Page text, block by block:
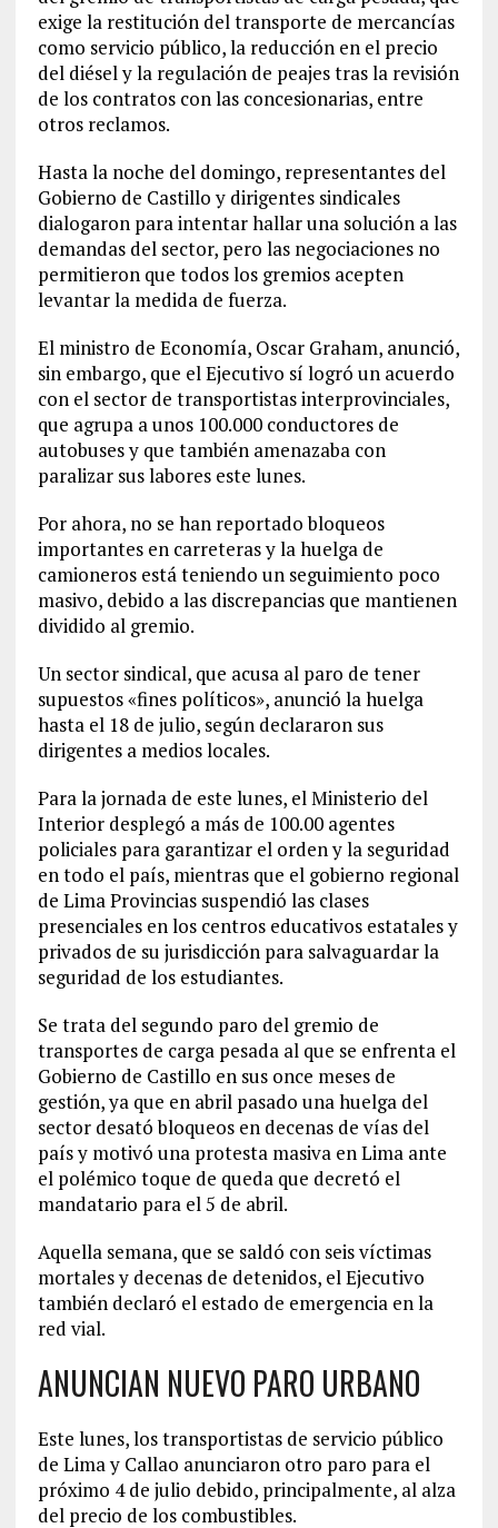
exige la restitución del transporte de mercancías
como servicio público, la reducción en el precio
del diésel y la regulación de peajes tras la revisión
de los contratos con las concesionarias, entre
otros reclamos.
Hasta la noche del domingo, representantes del
Gobierno de Castillo y dirigentes sindicales
dialogaron para intentar hallar una solución a las
demandas del sector, pero las negociaciones no
permitieron que todos los gremios acepten
levantar la medida de fuerza.
El ministro de Economía, Oscar Graham, anunció,
sin embargo, que el Ejecutivo sí logró un acuerdo
con el sector de transportistas interprovinciales,
que agrupa a unos 100.000 conductores de
autobuses y que también amenazaba con
paralizar sus labores este lunes.
Por ahora, no se han reportado bloqueos
importantes en carreteras y la huelga de
camioneros está teniendo un seguimiento poco
masivo, debido a las discrepancias que mantienen
dividido al gremio.
Un sector sindical, que acusa al paro de tener
supuestos «fines políticos», anunció la huelga
hasta el 18 de julio, según declararon sus
dirigentes a medios locales.
Para la jornada de este lunes, el Ministerio del
Interior desplegó a más de 100.00 agentes
policiales para garantizar el orden y la seguridad
en todo el país, mientras que el gobierno regional
de Lima Provincias suspendió las clases
presenciales en los centros educativos estatales y
privados de su jurisdicción para salvaguardar la
seguridad de los estudiantes.
Se trata del segundo paro del gremio de
transportes de carga pesada al que se enfrenta el
Gobierno de Castillo en sus once meses de
gestión, ya que en abril pasado una huelga del
sector desató bloqueos en decenas de vías del
país y motivó una protesta masiva en Lima ante
el polémico toque de queda que decretó el
mandatario para el 5 de abril.
Aquella semana, que se saldó con seis víctimas
mortales y decenas de detenidos, el Ejecutivo
también declaró el estado de emergencia en la
red vial.
ANUNCIAN NUEVO PARO URBANO
Este lunes, los transportistas de servicio público
de Lima y Callao anunciaron otro paro para el
próximo 4 de julio debido, principalmente, al alza
del precio de los combustibles.